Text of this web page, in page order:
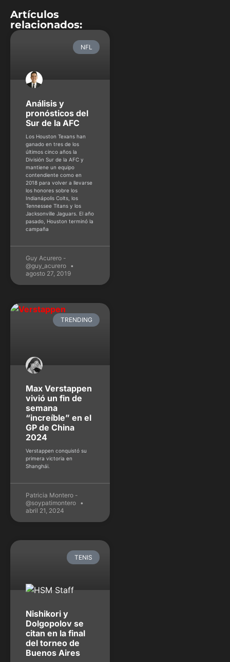
Artículos
relacionados:
NFL
Análisis y
pronósticos del
Sur de la AFC
Los Houston Texans han
ganado en tres de los
últimos cinco años la
División Sur de la AFC y
mantiene un equipo
contendiente como en
2018 para volver a llevarse
los honores sobre los
Indianápolis Colts, los
Tennessee Titans y los
Jacksonville Jaguars. El año
pasado, Houston terminó la
campaña
Guy Acurero -
@guy_acurero
agosto 27, 2019
TRENDING
Max Verstappen
vivió un fin de
semana
“increíble” en el
GP de China
2024
Verstappen conquistó su
primera victoria en
Shanghái.
Patricia Montero -
@soypatimontero
abril 21, 2024
TENIS
Nishikori y
Dolgopolov se
citan en la final
del torneo de
Buenos Aires